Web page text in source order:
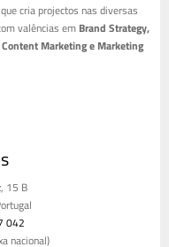
cria projectos nas diversas
valências em Brand Strategy,
Marketing e Marketing
15 B
042
nacional)